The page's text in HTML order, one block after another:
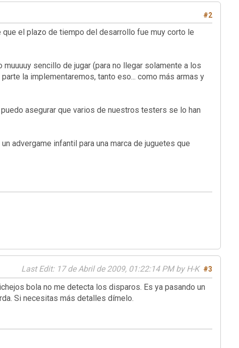
#2
que el plazo de tiempo del desarrollo fue muy corto le
sencillo de jugar (para no llegar solamente a los
la implementaremos, tanto eso... como más armas y
asegurar que varios de nuestros testers se lo han
advergame infantil para una marca de juguetes que
#3
Last Edit: 17 de Abril de 2009, 01:22:14 PM by H-K
bola no me detecta los disparos. Es ya pasando un
Si necesitas más detalles dímelo.